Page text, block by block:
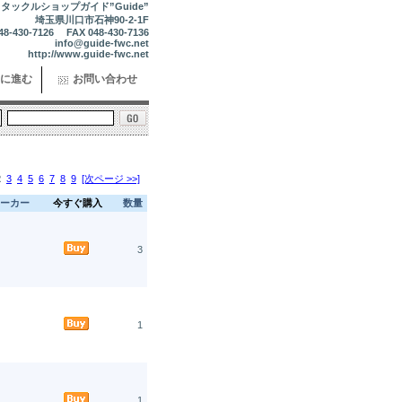
タックルショップガイド”Guide”
埼玉県川口市石神90-2-1F
430-7126 FAX 048-430-7136
info@guide-fwc.net
http://www.guide-fwc.net
進む お問い合わせ
3 4 5 6 7 8 9 [次ページ >>]
ーカー 今すぐ購入 数量
3
1